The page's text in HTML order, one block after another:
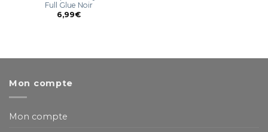
Full Glue Noir
6,99€
Mon compte
Mon compte